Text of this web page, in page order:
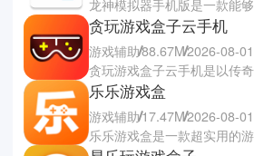
贪玩游戏盒子云手机
游戏辅助88.67M2026-08-01
乐乐游戏盒
游戏辅助17.47M2026-08-01